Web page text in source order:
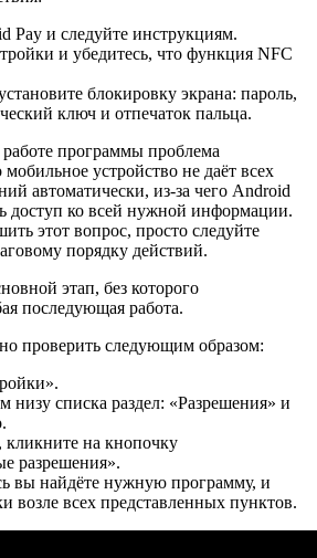
Pay и следуйте инструкциям.
и убедитесь, что функция NFC
блокировку экрана: пароль,
ключ и отпечаток пальца.
работе программы проблема
мобильное устройство не даёт всех
автоматически, из-за чего Android
доступ ко всей нужной информации.
этот вопрос, просто следуйте
порядку действий.
этап, без которого
последующая работа.
проверить следующим образом:
».
списка раздел: «Разрешения» и
кликните на кнопочку
разрешения».
вы найдёте нужную программу, и
возле всех представленных пунктов.